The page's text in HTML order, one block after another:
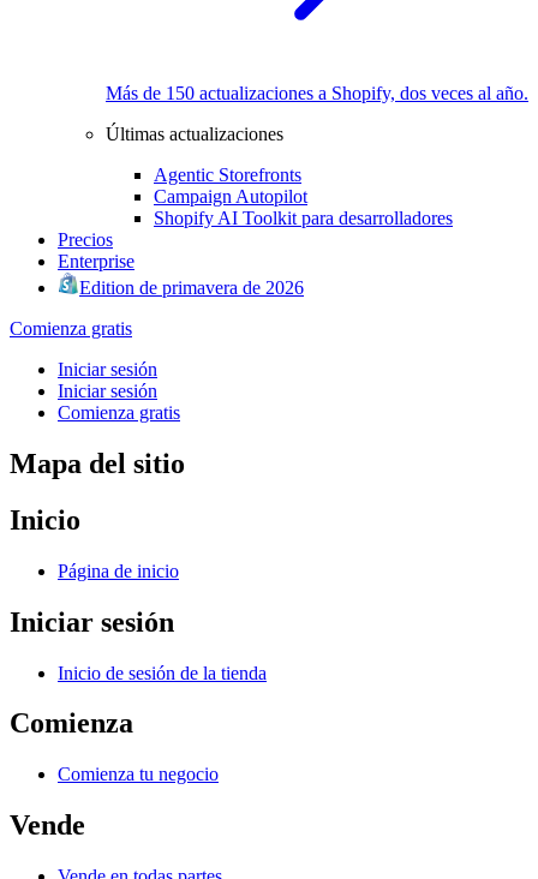
Más de 150 actualizaciones a Shopify, dos veces al año.
Últimas actualizaciones
Agentic Storefronts
Campaign Autopilot
Shopify AI Toolkit para desarrolladores
Precios
Enterprise
Edition de primavera de 2026
Comienza gratis
Iniciar sesión
Iniciar sesión
Comienza gratis
Mapa del sitio
Inicio
Página de inicio
Iniciar sesión
Inicio de sesión de la tienda
Comienza
Comienza tu negocio
Vende